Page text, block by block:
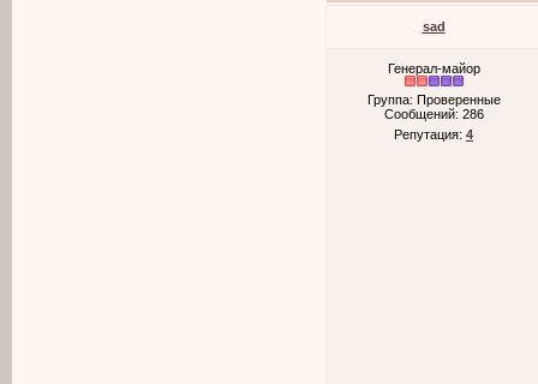
sad
Генерал-майор
Группа: Проверенные
Сообщений: 286
Репутация: 4